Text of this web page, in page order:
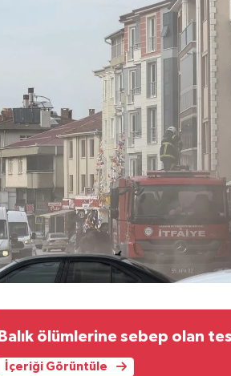
Balık ölümlerine sebep olan
İçeriği Görüntüle